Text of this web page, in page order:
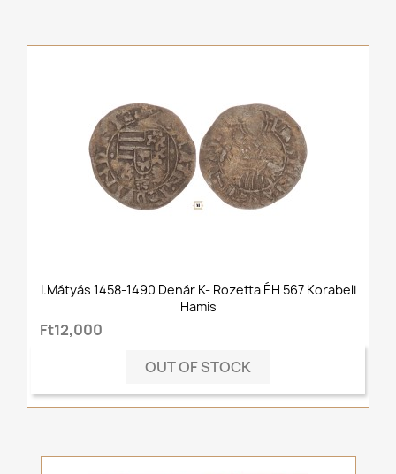
I.Mátyás 1458-1490 Denár K- Rozetta ÉH 567 Korabeli
Hamis
Ft12,000
OUT OF STOCK